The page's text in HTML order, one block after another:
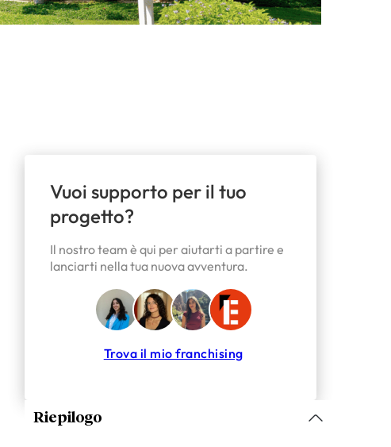
Vuoi supporto per il tuo
progetto?
Il nostro team è qui per aiutarti a partire e
lanciarti nella tua nuova avventura.
Trova il mio franchising
Riepilogo